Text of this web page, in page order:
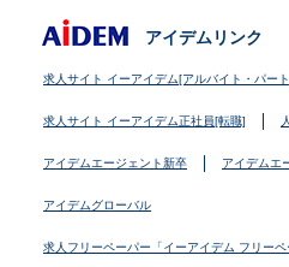
アイデムリンク
求人サイト イーアイデム[アルバイト・パー
求人サイト イーアイデム正社員[転職]
アイデムエージェント新卒 アイデムエ
アイデムグローバル
求人フリーペーパー「イーアイデム フリーペ